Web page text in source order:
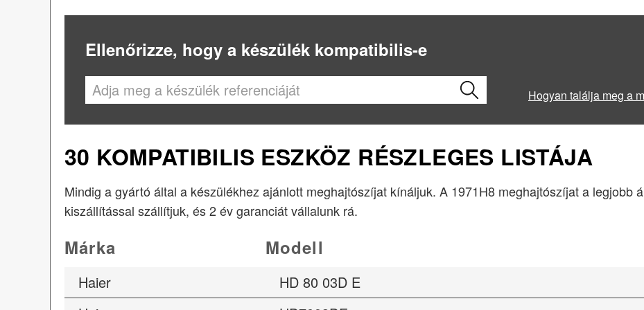
Ellenőrizze, hogy a készülék kompatibilis-e
Hogyan találja meg a
30 KOMPATIBILIS ESZKÖZ RÉSZLEGES LISTÁJA
Mindig a gyártó által a készülékhez ajánlott meghajtószíjat kínáljuk. A 1971H8 meghajtószíjat a legjobb
kiszállítással szállítjuk, és 2 év garanciát vállalunk rá.
Márka Modell
Haier
HD 80 03D E